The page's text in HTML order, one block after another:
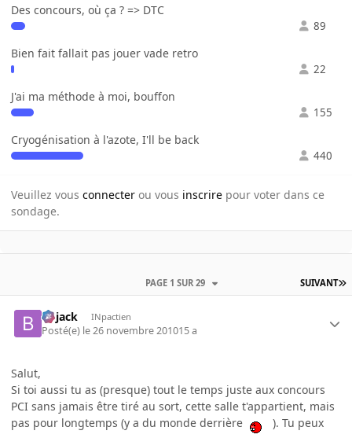
Des concours, où ça ? => DTC
89
Bien fait fallait pas jouer vade retro
22
J'ai ma méthode à moi, bouffon
155
Cryogénisation à l'azote, I'll be back
440
Veuillez vous connecter ou vous inscrire pour voter dans ce
sondage.
SUIVANT
PAGE 1 SUR 29
Bojack INpactien
Posté(e) le 26 novembre 201015 a
Salut,
Si toi aussi tu as (presque) tout le temps juste aux concours
PCI sans jamais être tiré au sort, cette salle t'appartient, mais
pas pour longtemps (y a du monde derrière
). Tu peux